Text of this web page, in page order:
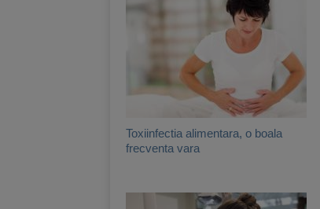
Toxiinfectia alimentara, o boala
frecventa vara